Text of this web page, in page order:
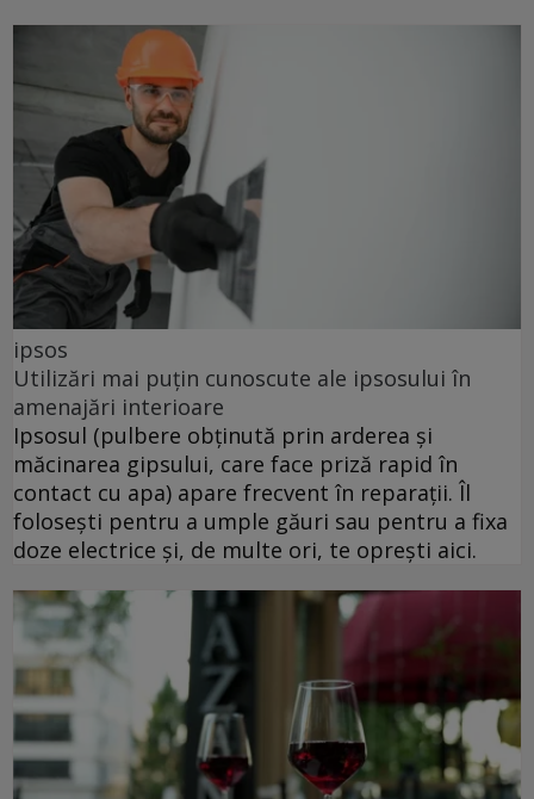
ipsos
Utilizări mai puțin cunoscute ale ipsosului în
amenajări interioare
Ipsosul (pulbere obținută prin arderea și
măcinarea gipsului, care face priză rapid în
contact cu apa) apare frecvent în reparații. Îl
folosești pentru a umple găuri sau pentru a fixa
doze electrice și, de multe ori, te oprești aici.